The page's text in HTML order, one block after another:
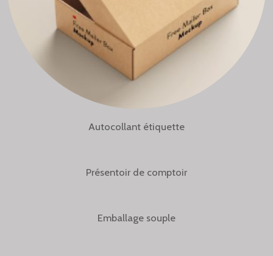
Autocollant étiquette
Présentoir de comptoir
Emballage souple